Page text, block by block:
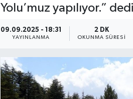
Yolu’muz yapılıyor.”
09.09.2025 - 18:31
YAYINLANMA
2 DK
OKUNMA SÜRESI